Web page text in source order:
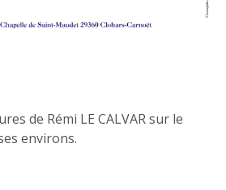
de Rémi LE CALVAR sur le
environs.